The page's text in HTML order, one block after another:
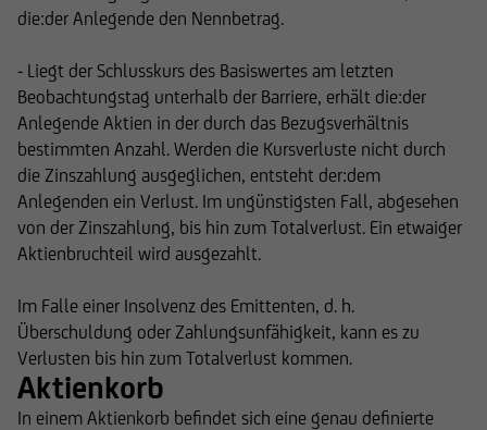
die:der Anlegende den Nennbetrag.
- Liegt der Schlusskurs des Basiswertes am letzten
Beobachtungstag unterhalb der Barriere, erhält die:der
Anlegende Aktien in der durch das Bezugsverhältnis
bestimmten Anzahl. Werden die Kursverluste nicht durch
die Zinszahlung ausgeglichen, entsteht der:dem
Anlegenden ein Verlust. Im ungünstigsten Fall, abgesehen
von der Zinszahlung, bis hin zum Totalverlust. Ein etwaiger
Aktienbruchteil wird ausgezahlt.
Im Falle einer Insolvenz des Emittenten, d. h.
Überschuldung oder Zahlungsunfähigkeit, kann es zu
Verlusten bis hin zum Totalverlust kommen.
Aktienkorb
In einem Aktienkorb befindet sich eine genau definierte